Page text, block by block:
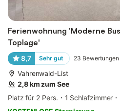
Ferienwohnung 'Moderne
Toplage'
8,7 Sehr gut 23 Bewertungen
Vahrenwald-List
2,8 km zum See
Platz für 2 Pers.
1 Schlafzimmer